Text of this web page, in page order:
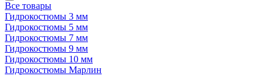
Все товары
Гидрокостюмы 3 мм
Гидрокостюмы 5 мм
Гидрокостюмы 7 мм
Гидрокостюмы 9 мм
Гидрокостюмы 10 мм
Гидрокостюмы Марлин